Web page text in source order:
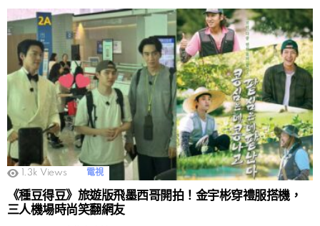
1.3k Views 電視
《種豆得豆》旅遊版飛墨西哥開拍！金宇彬穿禮服搭機，
三人機場時尚笑翻網友